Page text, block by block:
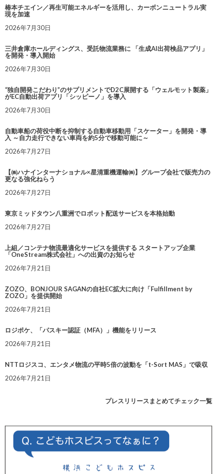
椿本チエイン／再生可能エネルギーを活用し、カーボンニュートラル実
現を加速
2026年7月30日
三井倉庫ホールディングス、受託物流業務に 「生成AI出荷検品アプリ」
を開発・導入開始
2026年7月30日
“独自開発こだわり”のサプリメントでD2C展開する「ウェルモット製薬」
がEC自動出荷アプリ「シッピーノ」を導入
2026年7月30日
自動車船の荷役中断を抑制する自動車移動用「スケーター」を開発・導
入 ～自力走行できない車両を約5分で移動可能に～
2026年7月27日
【㈱ハナインターナショナル×星清重機運輸㈱】グループ会社で販売力の
更なる強化ねらう
2026年7月27日
東京ミッドタウン八重洲でロボット配送サービスを本格始動
2026年7月27日
上組／コンテナ物流最適化サービスを提供する スタートアップ企業
「OneStream株式会社」への出資のお知らせ
2026年7月21日
ZOZO、BONJOUR SAGANの自社EC拡大に向け「Fulfillment by
ZOZO」を提供開始
2026年7月21日
ロジポケ、「パスキー認証（MFA）」機能をリリース
2026年7月21日
NTTロジスコ、エンタメ物流の平時5倍の波動を「t-Sort MAS」で吸収
2026年7月21日
プレスリリースまとめてチェック一覧